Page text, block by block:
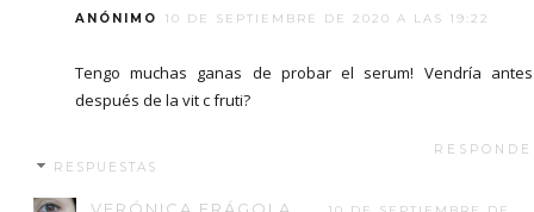
ANÓNIMO 10 DE SEPTIEMBRE DE 2020 A LAS 19:22
Tengo muchas ganas de probar el serum! Vendría
después de la vit c fruti?
RESPUESTAS
VERÓNICA FRÁGOLA